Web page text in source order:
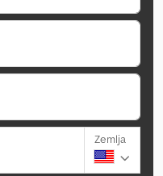
Zemlja